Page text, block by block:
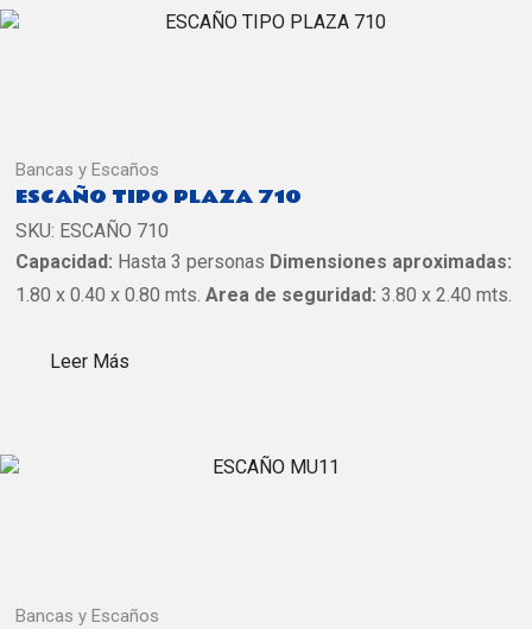
Bancas y Escaños
ESCAÑO TIPO PLAZA 710
SKU: ESCAÑO 710
Capacidad: Hasta 3 personas Dimensiones aproximadas:
1.80 x 0.40 x 0.80 mts. Area de seguridad: 3.80 x 2.40 mts.
Leer Más
Bancas y Escaños